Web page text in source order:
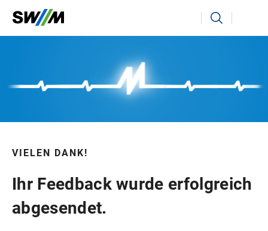
VIELEN DANK!
Ihr Feedback wurde erfolgreich
abgesendet.